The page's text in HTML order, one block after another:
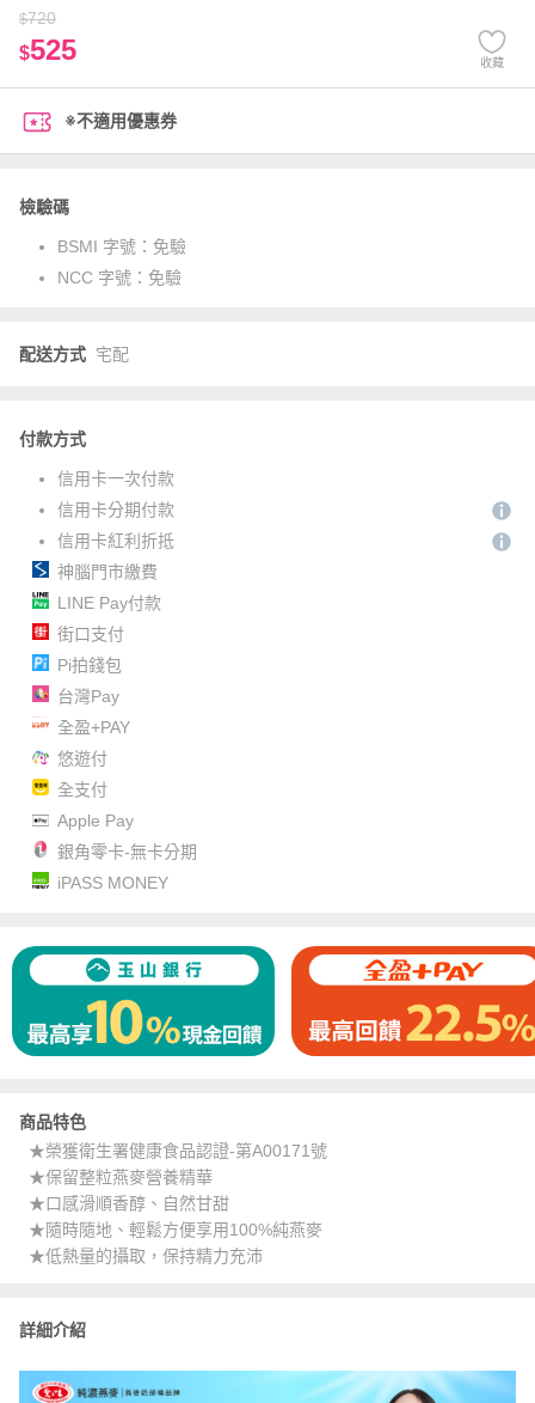
$720
$525 收藏
※不適用優惠券
檢驗碼
BSMI 字號： 免驗
NCC 字號： 免驗
配送方式 宅配
付款方式
信用卡一次付款
信用卡分期付款
信用卡紅利折抵
神腦門市繳費
LINE Pay付款
街口支付
Pi拍錢包
台灣Pay
全盈+PAY
悠遊付
全支付
Apple Pay
銀角零卡-無卡分期
iPASS MONEY
商品特色
★榮獲衛生署健康食品認證-第A00171號
★保留整粒燕麥營養精華
★口感滑順香醇、自然甘甜
★隨時隨地、輕鬆方便享用100%純燕麥
★低熱量的攝取，保持精力充沛
詳細介紹